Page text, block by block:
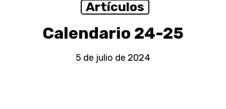
Artículos
Calendario 24-25
5 de julio de 2024